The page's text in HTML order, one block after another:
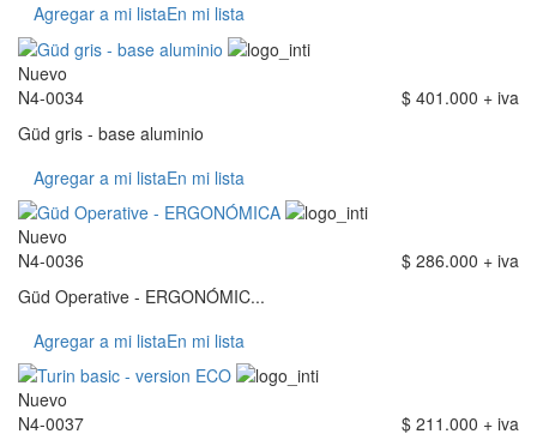
Agregar a mi listaEn mi lista
Nuevo
N4-0034
$ 401.000 + iva
Güd gris - base aluminio
Agregar a mi listaEn mi lista
Nuevo
N4-0036
$ 286.000 + iva
Güd Operative - ERGONÓMIC...
Agregar a mi listaEn mi lista
Nuevo
N4-0037
$ 211.000 + iva